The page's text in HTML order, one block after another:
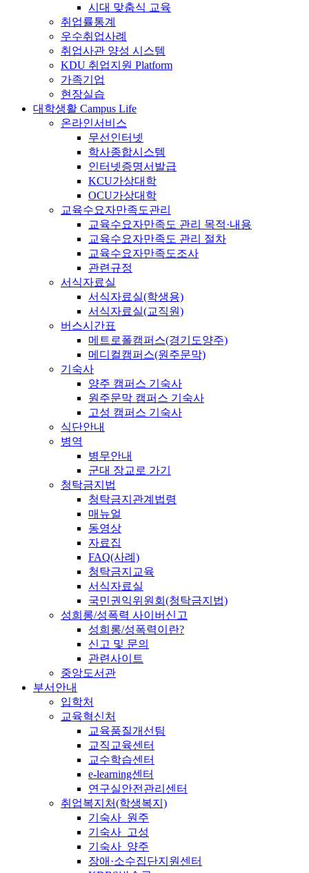
시대 맞춤식 교육
취업률통계
우수취업사례
취업사관 양성 시스템
KDU 취업지원 Platform
가족기업
현장실습
대학생활 Campus Life
온라인서비스
무선인터넷
학사종합시스템
인터넷증명서발급
KCU가상대학
OCU가상대학
교육수요자만족도관리
교육수요자만족도 관리 목적·내용
교육수요자만족도 관리 절차
교육수요자만족도조사
관련규정
서식자료실
서식자료실(학생용)
서식자료실(교직원)
버스시간표
메트로폴캠퍼스(경기도양주)
메디컬캠퍼스(원주문막)
기숙사
양주 캠퍼스 기숙사
원주문막 캠퍼스 기숙사
고성 캠퍼스 기숙사
식단안내
병역
병무안내
군대 장교로 가기
청탁금지법
청탁금지관계법령
매뉴얼
동영상
자료집
FAQ(사례)
청탁금지교육
서식자료실
국민권익위원회(청탁금지법)
성희롱/성폭력 사이버신고
성희롱/성폭력이란?
신고 및 문의
관련사이트
중앙도서관
부서안내
입학처
교육혁신처
교육품질개선팀
교직교육센터
교수학습센터
e-learning센터
연구실안전관리센터
취업복지처(학생복지)
기숙사_원주
기숙사_고성
기숙사_양주
장애·소수집단지원센터